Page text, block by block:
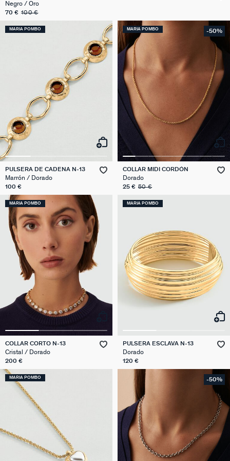
Negro / Oro
70 € 100 €
MARIA POMBO
PULSERA DE CADENA N-13
Marrón / Dorado
100 €
MARIA POMBO -50%
COLLAR MIDI CORDÓN
Dorado
25 € 50 €
MARIA POMBO
COLLAR CORTO N-13
Cristal / Dorado
200 €
MARIA POMBO
PULSERA ESCLAVA N-13
Dorado
120 €
MARIA POMBO -50%